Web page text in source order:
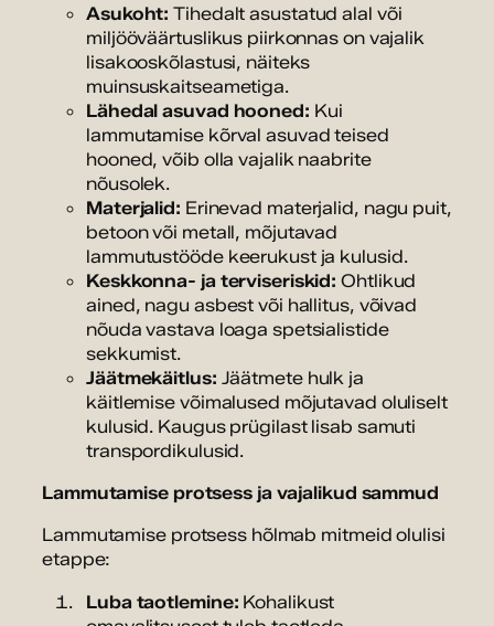
Asukoht: Tihedalt asustatud alal või
miljööväärtuslikus piirkonnas on vajalik
lisakooskõlastusi, näiteks
muinsuskaitseametiga.
Lähedal asuvad hooned: Kui
lammutamise kõrval asuvad teised
hooned, võib olla vajalik naabrite
nõusolek.
Materjalid: Erinevad materjalid, nagu puit,
betoon või metall, mõjutavad
lammutustööde keerukust ja kulusid.
Keskkonna- ja terviseriskid: Ohtlikud
ained, nagu asbest või hallitus, võivad
nõuda vastava loaga spetsialistide
sekkumist.
Jäätmekäitlus: Jäätmete hulk ja
käitlemise võimalused mõjutavad oluliselt
kulusid. Kaugus prügilast lisab samuti
transpordikulusid.
Lammutamise protsess ja vajalikud sammud
Lammutamise protsess hõlmab mitmeid olulisi
etappe:
Luba taotlemine: Kohalikust